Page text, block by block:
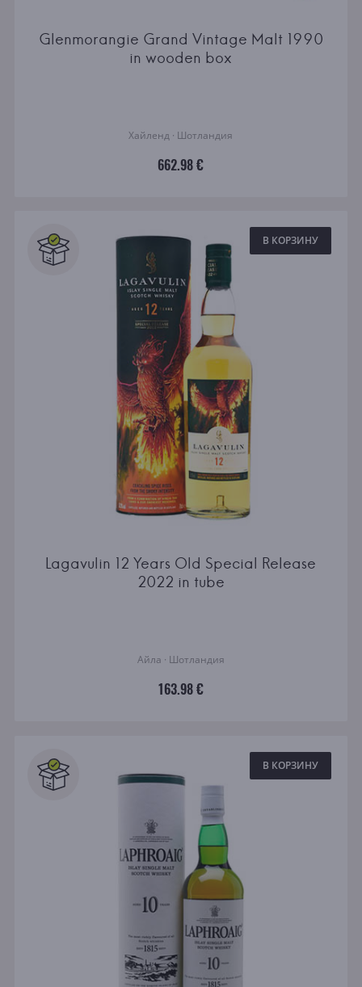
Glenmorangie Grand Vintage Malt 1990
in wooden box
Хайленд · Шотландия
662.98 €
В КОРЗИНУ
Lagavulin 12 Years Old Special Release
2022 in tube
Айла · Шотландия
163.98 €
В КОРЗИНУ